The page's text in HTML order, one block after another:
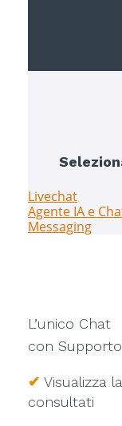
Livechat
Agente IA e
Messaging
L’unico Chat
con Supporto
✔ Visualizza la
consultati